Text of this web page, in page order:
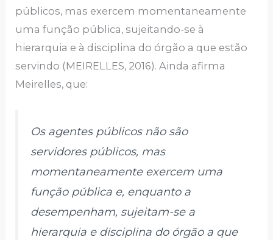
públicos, mas exercem momentaneamente
uma função pública, sujeitando-se à
hierarquia e à disciplina do órgão a que estão
servindo (MEIRELLES, 2016). Ainda afirma
Meirelles, que:
Os agentes públicos não são
servidores públicos, mas
momentaneamente exercem uma
função pública e, enquanto a
desempenham, sujeitam-se a
hierarquia e disciplina do órgão a que